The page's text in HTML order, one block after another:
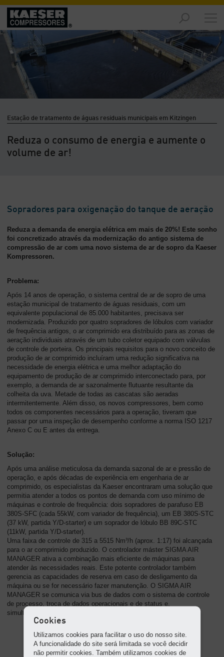
Produtos
e
Soluções
Visão
geral
-
Visão
geral
Recursos
Visão
Sobre
nós
-
geral
Estação de tratamento de águas residuais municipais em Kitzingen
Reduza o consumo de energia e aumente o
volume de ar!
Sopradores para oxigenação do tanque de aeração
Reduza a demanda de energia elétrica em mais de 20%! Este sonho
foi concretizado através da modernização do antigo sistema de
compressão de ar com uma novo sistema de ar de sopro da Kaeser
Kompressoren.
Problema:
Após 14 anos de operação, o sistema central de ar de sopro de uma
estação municipal de tratamento de águas residuais, com um
equivalente populacional de 85.000 habitantes, precisava ser
modernizada. Produzido por quatro sopradores de lóbulos com variador
de frequência antigos, o ar comprimido era distribuído para as zonas de
aeração individuais através de um tubo coletor equipado com válvulas
de controle de porteira. Os principais requisitos para o novo conceito de
produção de ar comprimido incluíram uma redução significativa na
necessidade de energia elétrica e uma melhor adaptação do
equipamento de produção de ar comprimido interconectado para, por
exemplo, a demanda de ar sazonalmente flutuante resultante da
colheita da uva. Metade de todas as cascatas são aeradas
intermitentemente. Além disso, os novos compressores, bem como
todos os componentes necessários para a operação, tiveram que
passar por uma inspeção de desempenho conforme a norma ISO 1217
Anexo C ou E antes da entrega.
Solução:
Após uma análise meticulosa da demanda sazonal de ar e pressão de
operação, e após décadas de experiência em engenharia de ar
comprimido, os especialistas da Kaeser encontraram uma solução que
permitia atender a todos os pontos de demanda com uso mínimo de
máquinas e controle de frequência: dois sopradores de parafuso EB
380S-SFC (cada 55kW, com variador de frequência), um EB 380S-STC
(37 kW, partida Y/D-starter) e um soprador de lóbulo BB 89C-STC
(11kW, partida Y/D-starter).
Uma faixa de controle de 315 a 5515 Nm³/h (aprox. 1:17) foi alcançada
para o ar comprimido produzido. O controlador máster SIGMA AIR
MANAGER ativa a combinação mais eficiente de máquinas para
atender às necessidades reais. Este potente controlador também
gerencia as capacidades de reserva em caso de desligamento da
máquina ou se for necessário fazer manutenção. O SIGMA AIR
MANAGER se comunica via bus de dados com o sistema de controle
de processo, troca de dados operacionais e de status e,
simultaneamente, implementa a regulação de pressão.
Cookies
Utilizamos cookies para facilitar o uso do nosso site.
A funcionalidade do site será limitada se você decidir
não permitir cookies. Também utilizamos cookies de